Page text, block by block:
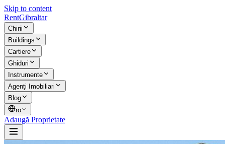
Skip to content
RentGibraltar
Chirii
Buildings
Cartiere
Ghiduri
Instrumente
Agenți Imobiliari
Blog
ro
Adaugă Proprietate